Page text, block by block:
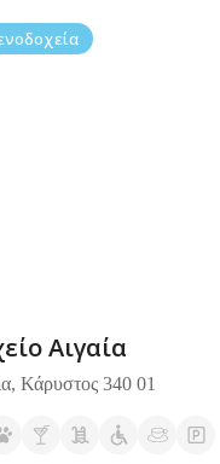
ακόμα αξιολογήσεις
Αιγαία
Κάρυστος 340 01